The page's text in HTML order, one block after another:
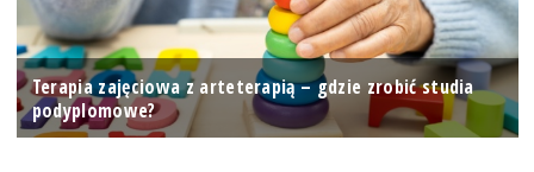
Terapia zajęciowa z arteterapią – gdzie zrobić studia
podyplomowe?